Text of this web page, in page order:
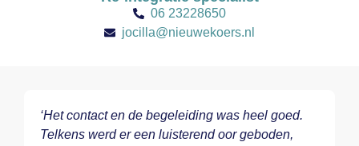
06 23228650
jocilla@nieuwekoers.nl
‘Het contact en de begeleiding was heel goed.
Telkens werd er een luisterend oor geboden,